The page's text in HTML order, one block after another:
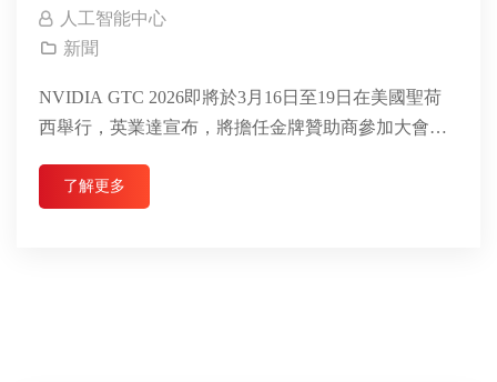
人工智能中心
新聞
NVIDIA GTC 2026即將於3月16日至19日在美國聖荷
西舉行，英業達宣布，將擔任金牌贊助商參加大會，
了解更多